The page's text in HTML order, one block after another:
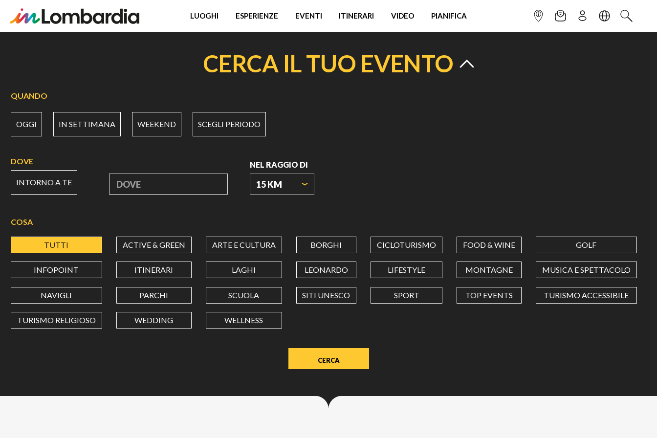
LUOGHI ESPERIENZE EVENTI ITINERARI VIDEO PIANIFICA INFOPOINTNEWSLETTER
ISCRIVITILINGUACERCA
CERCA IL TUO EVENTO
QUANDO
OGGI IN SETTIMANA WEEKEND SCEGLI PERIODO
DOVE
INTORNO A TE DOVE
NEL RAGGIO DI
15 KM
LONGITUDINE
dot
COSA
TUTTI ACTIVE & GREEN ARTE E CULTURA BORGHI CICLOTURISMO FOOD & WINE GOLF
INFOPOINT ITINERARI LAGHI LEONARDO LIFESTYLE MONTAGNE MUSICA E SPETTACOLO
NAVIGLI PARCHI SCUOLA SITI UNESCO SPORT TOP EVENTS TURISMO ACCESSIBILE
TURISMO RELIGIOSO WEDDING WELLNESS